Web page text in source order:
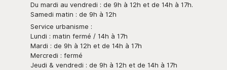
Du mardi au vendredi : de 9h à 12h et de 14h à 17h.
Samedi matin : de 9h à 12h
Service urbanisme :
Lundi : matin fermé / 14h à 17h
Mardi : de 9h à 12h et de 14h à 17h
Mercredi : fermé
Jeudi & vendredi : de 9h à 12h et de 14h à 17h